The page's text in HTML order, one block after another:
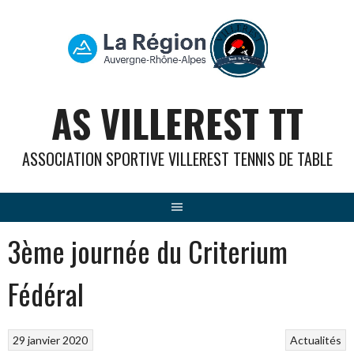
AS VILLEREST TT
ASSOCIATION SPORTIVE VILLEREST TENNIS DE TABLE
3ème journée du Criterium
Fédéral
Actualités
29 janvier 2020